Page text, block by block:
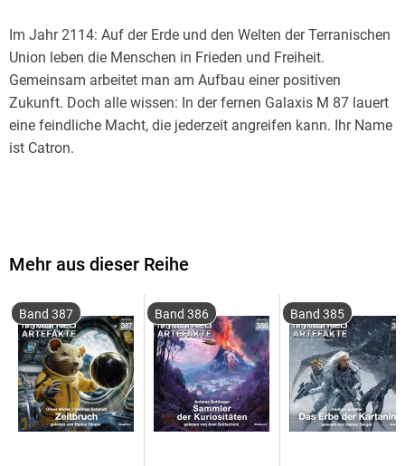
Im Jahr 2114: Auf der Erde und den Welten der Terranischen
Union leben die Menschen in Frieden und Freiheit.
Gemeinsam arbeitet man am Aufbau einer positiven
Zukunft. Doch alle wissen: In der fernen Galaxis M 87 lauert
eine feindliche Macht, die jederzeit angreifen kann. Ihr Name
und eine wagemutige Besatzung dorthin auf. Nach ersten
große Überraschung: Sie stoßen auf eine Spur zur
verschollenen SOL.
Das Hantelraumschiff scheint sich in einer prekären Notlage
Mehr aus dieser Reihe
Band 387 Band 386 Band 385